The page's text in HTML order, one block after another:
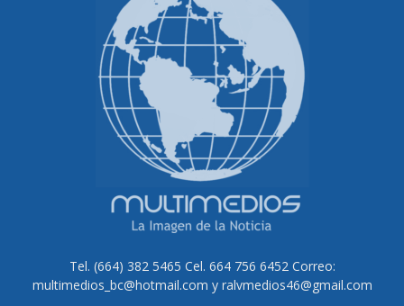
Tel. (664) 382 5465 Cel. 664 756 6452 Correo:
multimedios_bc@hotmail.com y ralvmedios46@gmail.com